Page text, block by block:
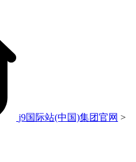
j9国际站(中国)集团官网 >